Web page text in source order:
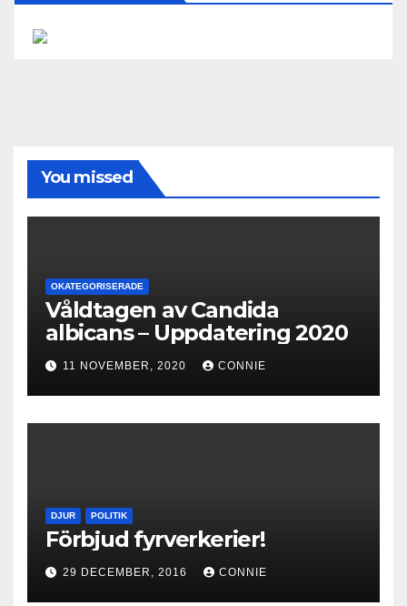
You missed
OKATEGORISERADE
Våldtagen av Candida
albicans – Uppdatering 2020
11 NOVEMBER, 2020 CONNIE
DJUR POLITIK
Förbjud fyrverkerier!
29 DECEMBER, 2016 CONNIE